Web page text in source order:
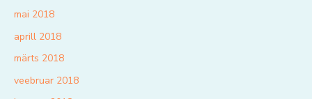
mai 2018
aprill 2018
märts 2018
veebruar 2018